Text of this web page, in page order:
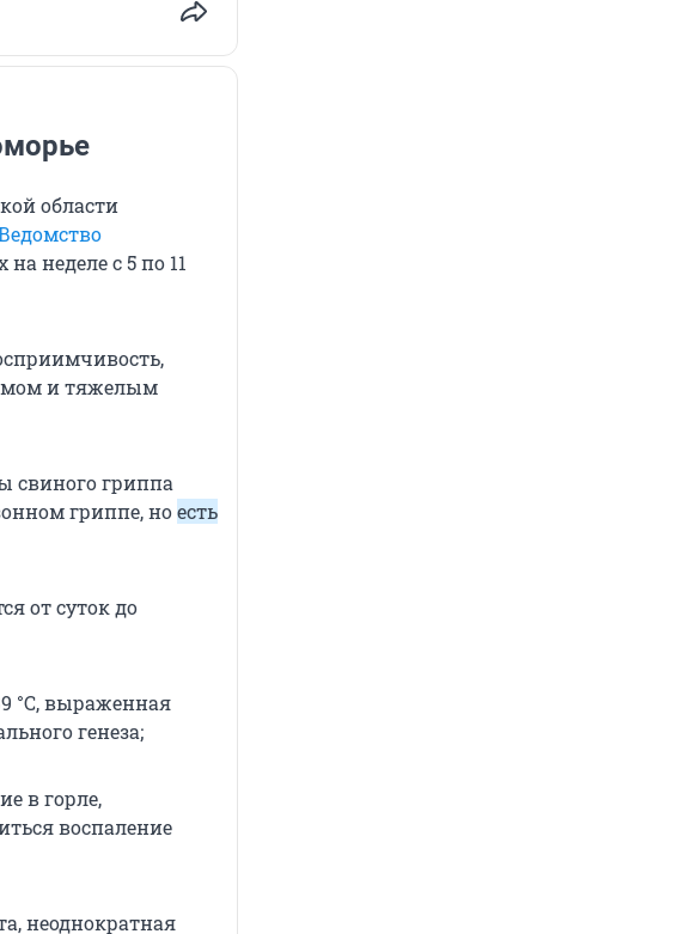
области
неделе с 5 по 11
и тяжелым
свиного гриппа
гриппе, ноесть
от суток до
°С, выраженная
генеза;
в горле,
воспаление
неоднократная